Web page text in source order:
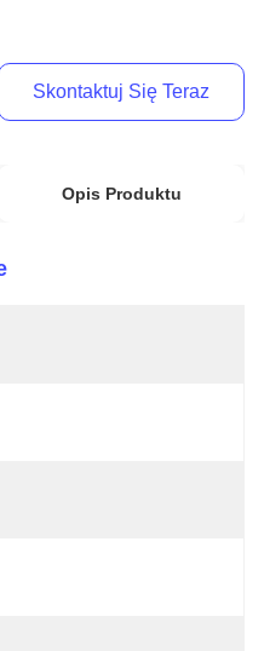
Skontaktuj Się Teraz
Opis Produktu